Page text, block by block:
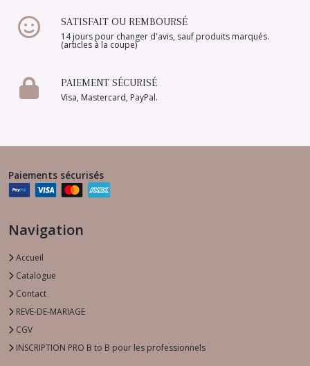
SATISFAIT OU REMBOURSÉ
14 jours pour changer d'avis, sauf produits marqués.
(articles à la coupe)
PAIEMENT SÉCURISÉ
Visa, Mastercard, PayPal.
Paiements sécurisés
Navigation
Accueil
Catalogue
Contact
REVE-DE-MARIAGE
CGV
INSCRIPTION PRO B to B pour les professionnels